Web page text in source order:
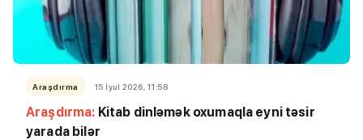
Araşdırma 15 İyul 2026, 11:58
Araşdırma: Kitab dinləmək oxumaqla eyni təsir
yarada bilər